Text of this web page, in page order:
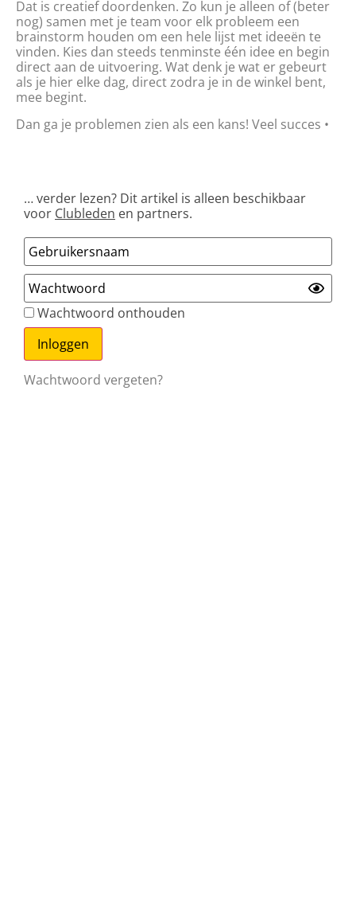
Dat is creatief doordenken. Zo kun je alleen of (beter
nog) samen met je team voor elk probleem een
brainstorm houden om een hele lijst met ideeën te
vinden. Kies dan steeds tenminste één idee en begin
direct aan de uitvoering. Wat denk je wat er gebeurt
als je hier elke dag, direct zodra je in de winkel bent,
mee begint.
Dan ga je problemen zien als een kans! Veel succes •
… verder lezen? Dit artikel is alleen beschikbaar
voor Clubleden en partners.
Wachtwoord onthouden
Wachtwoord vergeten?